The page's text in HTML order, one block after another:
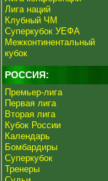
Лига наций
Клубный ЧМ
Суперкубок УЕФА
Межконтинентальный
кубок
РОССИЯ:
Премьер-лига
Первая лига
Вторая лига
Кубок России
Календарь
Бомбардиры
Суперкубок
Тренеры